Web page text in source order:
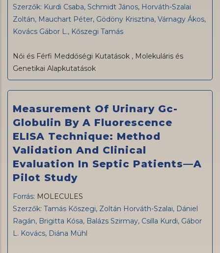
Szerzők: Kurdi Csaba, Schmidt János, Horváth-Szalai
Zoltán, Mauchart Péter, Gödöny Krisztina, Várnagy Ákos,
Kovács Gábor L., Kőszegi Tamás
Női és Férfi Meddőségi Kutatások , Molekuláris és
Genetikai Alapkutatások
Measurement Of Urinary Gc-
Globulin By A Fluorescence
ELISA Technique: Method
Validation And Clinical
Evaluation In Septic Patients—A
Pilot Study
Forrás: MOLECULES
Szerzők: Tamás Kőszegi, Zoltán Horváth-Szalai, Dániel
Ragán, Brigitta Kósa, Balázs Szirmay, Csilla Kurdi, Gábor
L. Kovács, Diána Mühl